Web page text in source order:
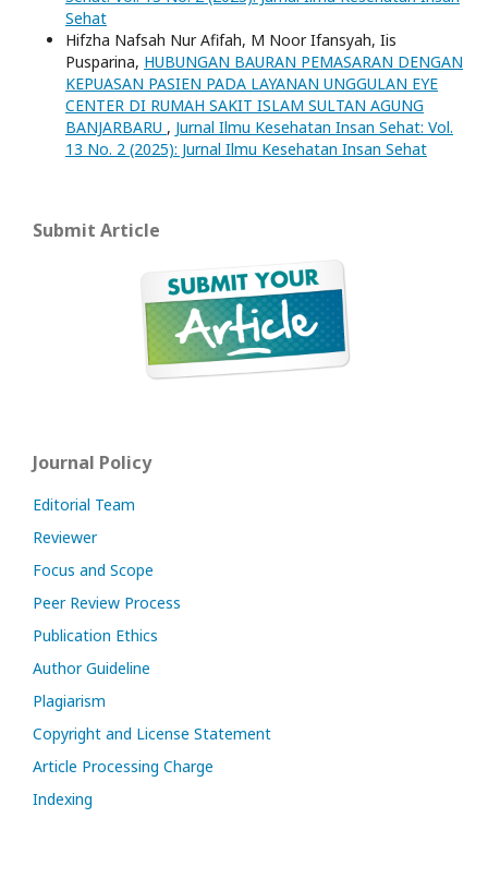
Sehat
Hifzha Nafsah Nur Afifah, M Noor Ifansyah, Iis
Pusparina, HUBUNGAN BAURAN PEMASARAN DENGAN
KEPUASAN PASIEN PADA LAYANAN UNGGULAN EYE
CENTER DI RUMAH SAKIT ISLAM SULTAN AGUNG
BANJARBARU , Jurnal Ilmu Kesehatan Insan Sehat: Vol.
13 No. 2 (2025): Jurnal Ilmu Kesehatan Insan Sehat
Submit Article
Journal Policy
Editorial Team
Reviewer
Focus and Scope
Peer Review Process
Publication Ethics
Author Guideline
Plagiarism
Copyright and License Statement
Article Processing Charge
Indexing